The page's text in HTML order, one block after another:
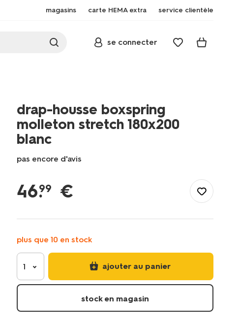
magasins carte HEMA extra service clientèle
se connecter
drap-housse boxspring
molleton stretch 180x200
blanc
pas encore d'avis
de-
stretch-
180x200-
blanc-
5180073.html
46.
99 €
plus que 10 en stock
1 ajouter au panier
stock en magasin